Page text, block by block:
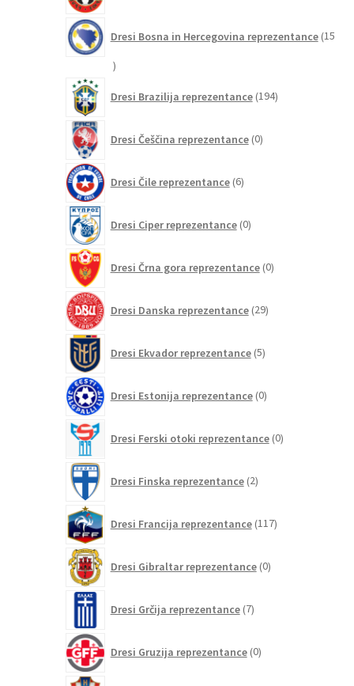
Dresi Bosna in Hercegovina reprezentance 15
15
Dresi Brazilija reprezentance 194izdelkov
Dresi Češčina reprezentance 0izdelkov
Dresi Čile reprezentance 6izdelkov
Dresi Ciper reprezentance 0izdelkov
Dresi Črna gora reprezentance 0izdelkov
Dresi Danska reprezentance 29izdelkov
Dresi Ekvador reprezentance 5izdelkov
Dresi Estonija reprezentance 0izdelkov
Dresi Ferski otoki reprezentance 0izdelkov
Dresi Finska reprezentance 2izdelka
Dresi Francija reprezentance 117izdelkov
Dresi Gibraltar reprezentance 0izdelkov
Dresi Grčija reprezentance 7izdelkov
Dresi Gruzija reprezentance 0izdelkov